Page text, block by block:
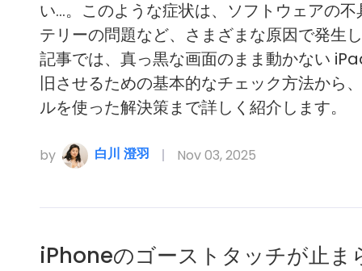
い…。このような症状は、ソフトウェアの
テリーの問題など、さまざまな原因で発生
記事では、真っ黒な画面のまま動かない
旧させるための基本的なチェック方法から
ルを使った解決策まで詳しく紹介します。
by 白川 澄羽 Nov 03, 2025
iPhoneのゴーストタッチが止ま